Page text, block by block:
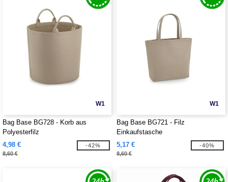
W1
Bag Base BG728 - Korb aus
Polyesterfilz
4,98 €
8,60 €
-42%
W1
Bag Base BG721 - Filz
Einkaufstasche
5,17 €
8,60 €
-40%